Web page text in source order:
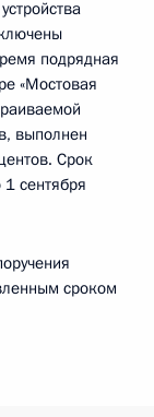
подрядная
«Мостовая
выполнен
Срок
сентября
сроком